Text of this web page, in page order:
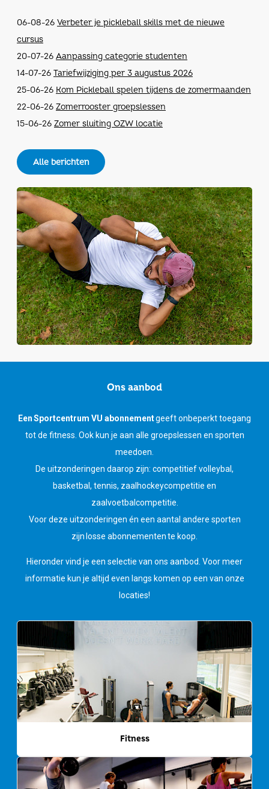
06-08-26 Verbeter je pickleball skills met de nieuwe
cursus
20-07-26 Aanpassing categorie studenten
14-07-26 Tariefwijziging per 3 augustus 2026
25-06-26 Kom Pickleball spelen tijdens de zomermaanden
22-06-26 Zomerrooster groepslessen
15-06-26 Zomer sluiting OZW locatie
Alle berichten
Ons aanbod
Een Sportcentrum VU abonnementgeeft onbeperkt toegang
tot de fitness. Ook kun je aan alle groepslessen en sporten
meedoen.
De uitzonderingen daarop zijn: competitief volleybal,
basketbal, tennis, zaalhockeycompetitie en
zaalvoetbalcompetitie.
Voor deze uitzonderingen én een aantal andere sporten
zijn losse abonnementen te koop.
Hieronder vind je een selectie van ons aanbod. Voor meer
informatie kun je altijd even langs komen op een van onze
locaties!
Fitness